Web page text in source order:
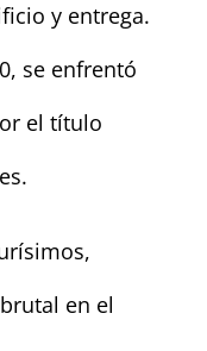
y entrega.
se enfrentó
el título
en el